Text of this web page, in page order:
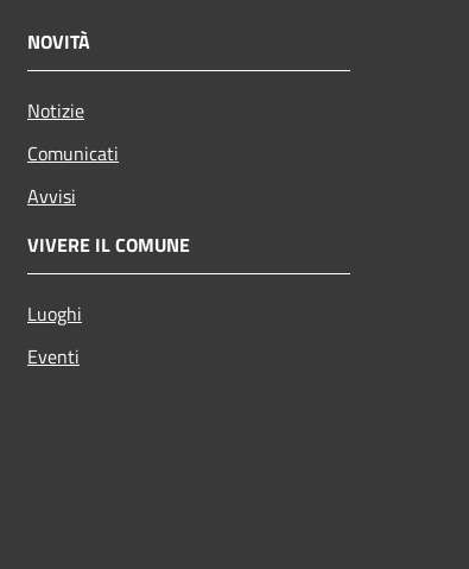
NOVITÀ
Notizie
Comunicati
Avvisi
VIVERE IL COMUNE
Luoghi
Eventi